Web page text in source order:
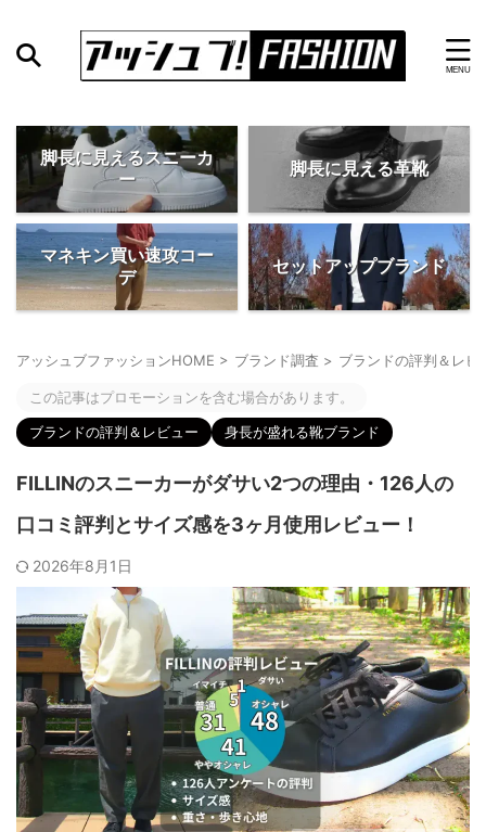
脚長に見えるスニーカ
ー
脚長に見える革靴
マネキン買い速攻コー
デ
セットアップブランド
アッシュブファッションHOME > ブランド調査 > ブランドの評判＆レビ
この記事はプロモーションを含む場合があります。
ブランドの評判＆レビュー
身長が盛れる靴ブランド
FILLINのスニーカーがダサい2つの理由・126人の
口コミ評判とサイズ感を3ヶ月使用レビュー！
2026年8月1日